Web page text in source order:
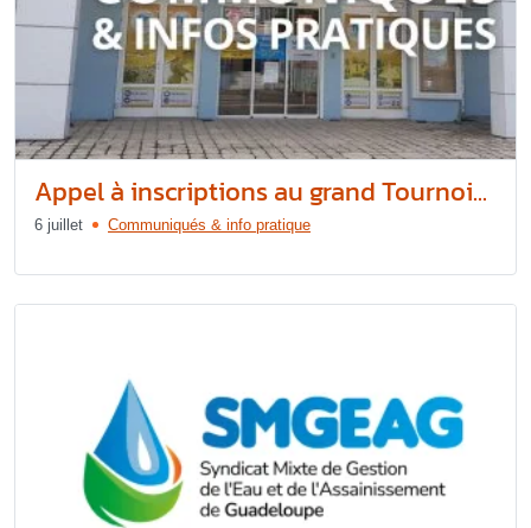
Appel à inscriptions au grand Tournoi...
6 juillet Communiqués & info pratique